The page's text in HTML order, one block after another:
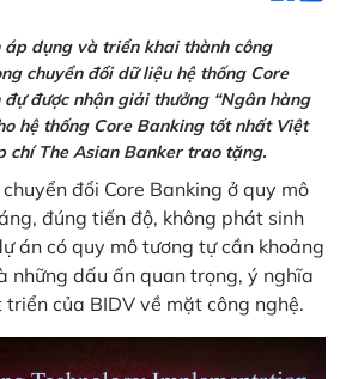
dụng và triển khai thành công
chuyển đổi dữ liệu hệ thống Core
được nhận giải thưởng “Ngân hàng
hệ thống Core Banking tốt nhất Việt
chí The Asian Banker trao tặng.
đổi Core Banking ở quy mô
đúng tiến độ, không phát sinh
án có quy mô tương tự cần khoảng
những dấu ấn quan trọng, ý nghĩa
của BIDV về mặt công nghệ.